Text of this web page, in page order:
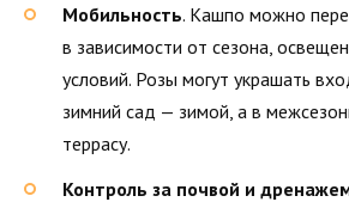
Мобильность. Кашпо можно
в зависимости от сезона,
условий. Розы могут украшать
зимний сад — зимой, а в
террасу.
Контроль за почвой и